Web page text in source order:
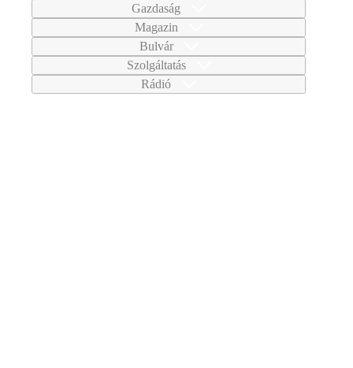
Gazdaság
Magazin
Bulvár
Szolgáltatás
Rádió